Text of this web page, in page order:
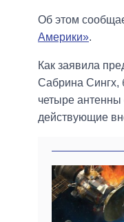
Об этом
Америки».
Как заявила
Сабрина Сингх,
четыре антенны
действующие